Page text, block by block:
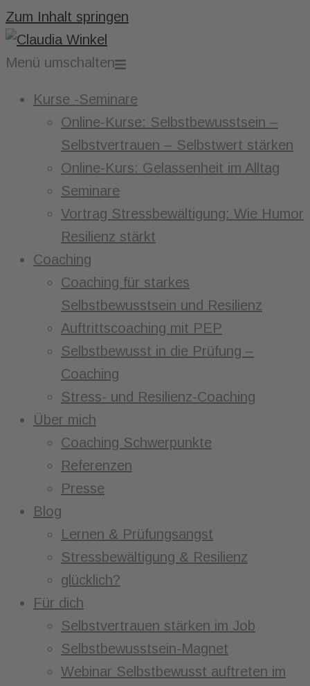
Zum Inhalt springen
Menü umschalten
Kurse -Seminare
Online-Kurse: Selbstbewusstsein –
Selbstvertrauen – Selbstwert stärken
Online-Kurs: Gelassenheit im Alltag
Seminare
Vortrag Stressbewältigung: Wie Humor
Resilienz stärkt
Coaching
Coaching für starkes
Selbstbewusstsein und Resilienz
Auftrittscoaching mit PEP
Selbstbewusst in die Prüfung –
Coaching
Stress- und Resilienz-Coaching
Über mich
Coaching Schwerpunkte
Referenzen
Presse
Blog
Lernen & Prüfungsangst
Stressbewältigung & Resilienz
glücklich?
Für dich
Selbstvertrauen stärken im Job
Selbstbewusstsein-Magnet
Webinar Selbstbewusst auftreten im